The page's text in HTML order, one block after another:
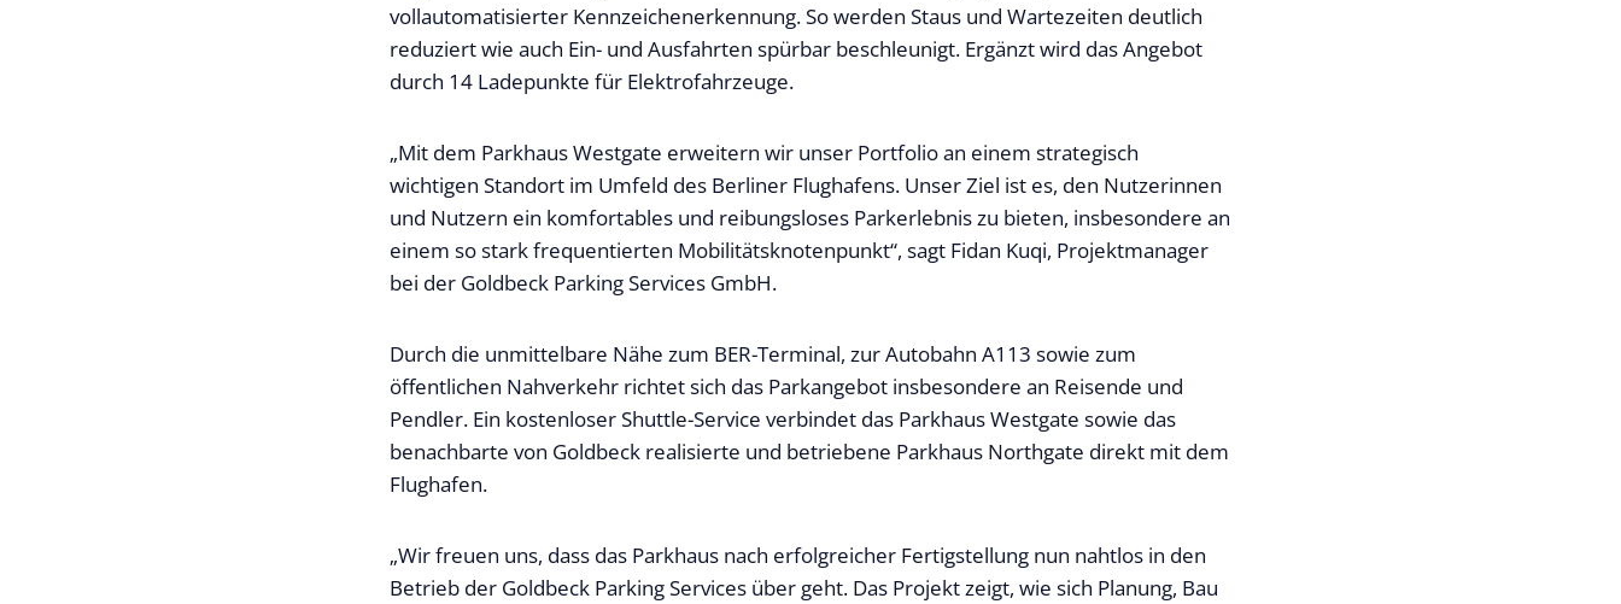
vollautomatisierter Kennzeichenerkennung. So werden Staus und Wartezeiten deutlich
reduziert wie auch Ein- und Ausfahrten spürbar beschleunigt. Ergänzt wird das Angebot
durch 14 Ladepunkte für Elektrofahrzeuge.
„Mit dem Parkhaus Westgate erweitern wir unser Portfolio an einem strategisch
wichtigen Standort im Umfeld des Berliner Flughafens. Unser Ziel ist es, den Nutzerinnen
und Nutzern ein komfortables und reibungsloses Parkerlebnis zu bieten, insbesondere an
einem so stark frequentierten Mobilitätsknotenpunkt“, sagt Fidan Kuqi, Projektmanager
bei der Goldbeck Parking Services GmbH.
Durch die unmittelbare Nähe zum BER-Terminal, zur Autobahn A113 sowie zum
öffentlichen Nahverkehr richtet sich das Parkangebot insbesondere an Reisende und
Pendler. Ein kostenloser Shuttle-Service verbindet das Parkhaus Westgate sowie das
benachbarte von Goldbeck realisierte und betriebene Parkhaus Northgate direkt mit dem
Flughafen.
„Wir freuen uns, dass das Parkhaus nach erfolgreicher Fertigstellung nun nahtlos in den
Betrieb der Goldbeck Parking Services über geht. Das Projekt zeigt, wie sich Planung, Bau